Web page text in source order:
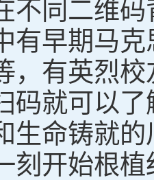
不同二维
有早期马
，有英烈
就可以了
生命铸就
刻开始根